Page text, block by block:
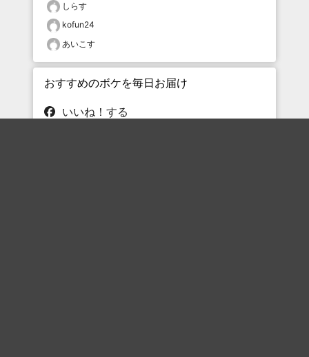
しらす
kofun24
あいこす
おすすめのボケを毎日お届け
いいね！する